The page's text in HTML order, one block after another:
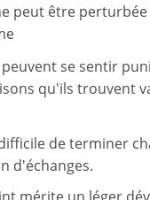
peut être perturbée
se sentir
qu'ils trouvent
de terminer
d'échanges.